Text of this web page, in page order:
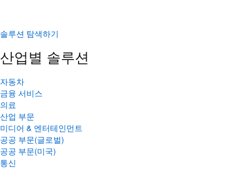
솔루션 탐색하기
산업별 솔루션
자동차
금융 서비스
의료
산업 부문
미디어 & 엔터테인먼트
공공 부문(글로벌)
공공 부문(미국)
통신